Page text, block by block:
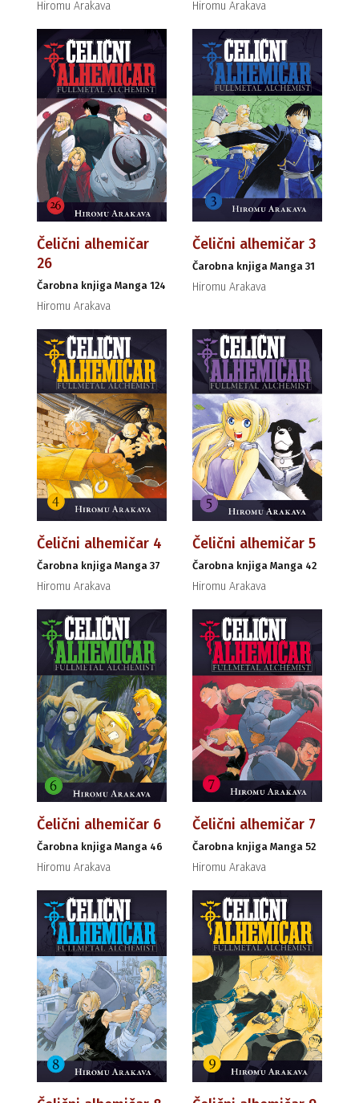
Hiromu Arakava Hiromu Arakava
Čelični alhemičar
26
Čarobna knjiga Manga 124
Hiromu Arakava
Čelični alhemičar 3
Čarobna knjiga Manga 31
Hiromu Arakava
Čelični alhemičar 4
Čarobna knjiga Manga 37
Hiromu Arakava
Čelični alhemičar 5
Čarobna knjiga Manga 42
Hiromu Arakava
Čelični alhemičar 6
Čarobna knjiga Manga 46
Hiromu Arakava
Čelični alhemičar 7
Čarobna knjiga Manga 52
Hiromu Arakava